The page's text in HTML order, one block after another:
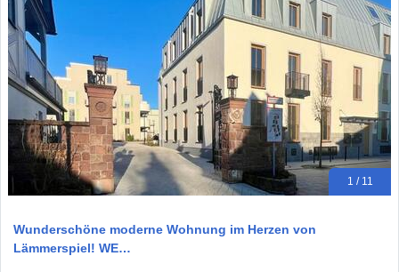
1 / 11
Wunderschöne moderne Wohnung im Herzen von
Lämmerspiel! WE…